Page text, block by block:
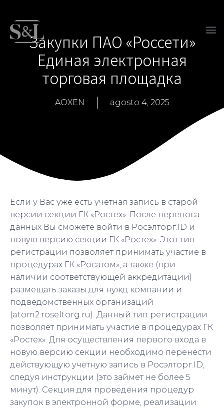
Закупки ПАО «Россети»
Единая электронная
торговая площадка
AOXEN agosto 4, 2025
Если у Вас уже есть учетная запись в старой
версии секции ГК «Ростех». После переноса
данных Вы сможете войти в Росэлторг.ID и
новую версию секции ГК «Ростех». Этот тип
регистрации позволяет принимать участие в
процедурах ГК «Росатом», а также (при
наличии соответствующей аккредитации)
размещать заказы для нужд компании и
подведомственных организаций
(atom2.roseltorg.ru). Данный тип регистрации
позволяет принимать участие в процедурах ГК
«Ростех». Для осуществления первого входа в
новую версию секции необходимо перенести
действующую учетную запись в Росэлторг.ID,
следуя инструкции (это займет не более 5
минут). Секция для проведения процедур
закупок в электронной форме, реализации